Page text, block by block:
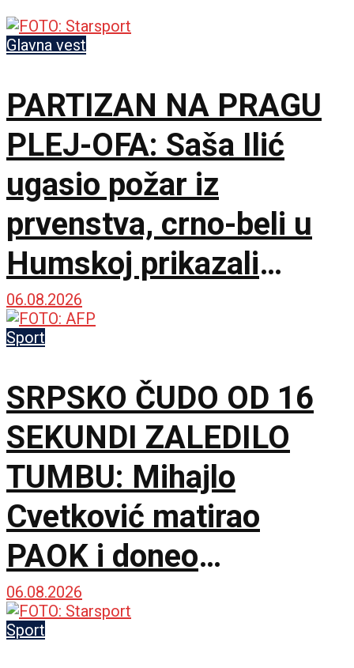
Glavna vest
PARTIZAN NA PRAGU
PLEJ-OFA: Saša Ilić
ugasio požar iz
prvenstva, crno-beli u
Humskoj prikazali
najboljih sat vremena u
sezoni!
06.08.2026
Sport
SRPSKO ČUDO OD 16
SEKUNDI ZALEDILO
TUMBU: Mihajlo
Cvetković matirao
PAOK i doneo
Anderlehtu zlata vredan
trijumf u Solunu!
06.08.2026
Sport